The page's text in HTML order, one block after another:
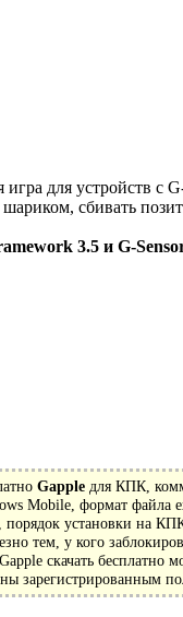
для устройств с
сбивать
3.5 и G-
Gapple для КПК,
Mobile, формат файла
порядок установки на
тем, у кого
скачать бесплатно
зарегистрированным